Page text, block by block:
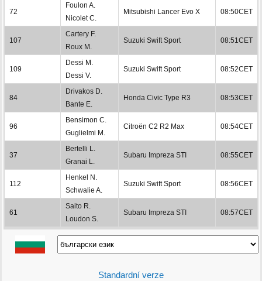
72
Foulon A.
Nicolet C.
Mitsubishi Lancer Evo X 08:50CET
107
Cartery F.
Roux M.
Suzuki Swift Sport 08:51CET
109
Dessi M.
Dessi V.
Suzuki Swift Sport 08:52CET
84
Drivakos D.
Bante E.
Honda Civic Type R3 08:53CET
96
Bensimon C.
Guglielmi M.
Citroën C2 R2 Max 08:54CET
37
Bertelli L.
Granai L.
Subaru Impreza STI 08:55CET
112
Henkel N.
Schwalie A.
Suzuki Swift Sport 08:56CET
61
Saito R.
Loudon S.
Subaru Impreza STI 08:57CET
Standardní verze